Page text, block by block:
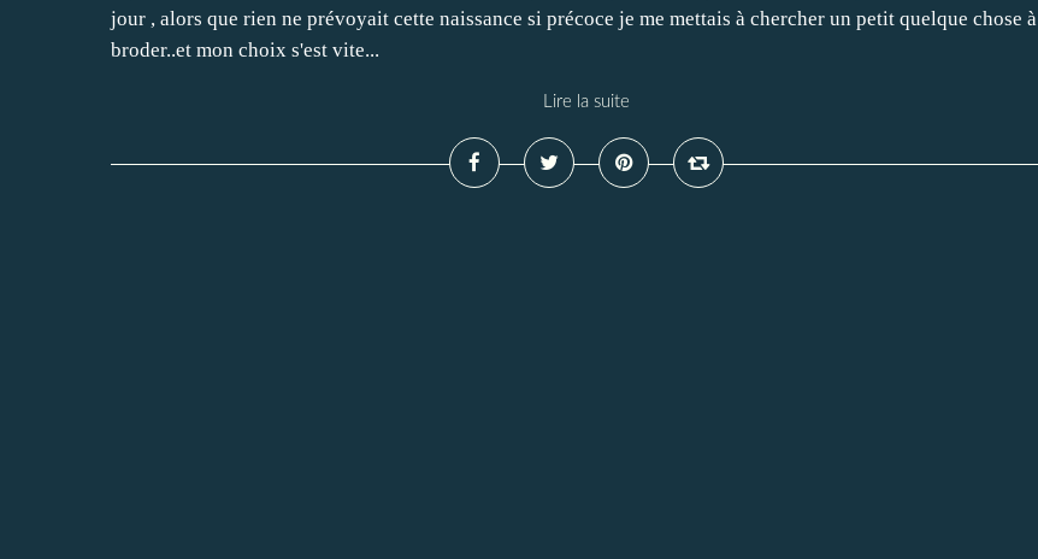
jour , alors que rien ne prévoyait cette naissance si précoce je me mettais à chercher un petit quelque chose à
broder..et mon choix s'est vite...
Lire la suite